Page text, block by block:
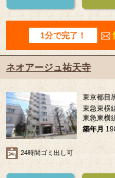
1分で完了！
ネオアージュ祐天寺
東京都目
東急東横
東急東横
築年月
24時間ゴミ出し可